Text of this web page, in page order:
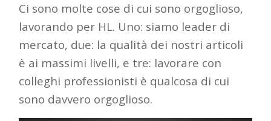
Ci sono molte cose di cui sono orgoglioso,
lavorando per HL. Uno: siamo leader di
mercato, due: la qualità dei nostri articoli
è ai massimi livelli, e tre: lavorare con
colleghi professionisti è qualcosa di cui
sono davvero orgoglioso.